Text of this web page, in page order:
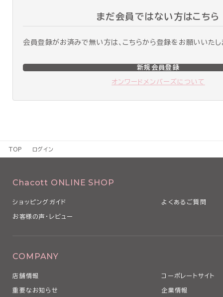
まだ会員ではない方はこちら
会員登録がお済みで無い方は、こちらから登録をお願いいたし
新規会員登録
オンワードメンバーズについて
TOP ログイン
Chacott ONLINE SHOP
ショッピングガイド よくあるご質問
お客様の声・レビュー
COMPANY
店舗情報 コーポレートサイト
重要なお知らせ 企業情報